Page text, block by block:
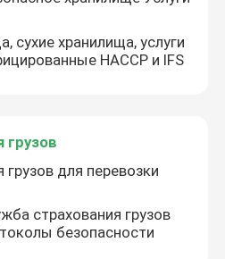
сухие хранилища, услуги
HACCP и IFS
грузов
для перевозки
страхования грузов
безопасности